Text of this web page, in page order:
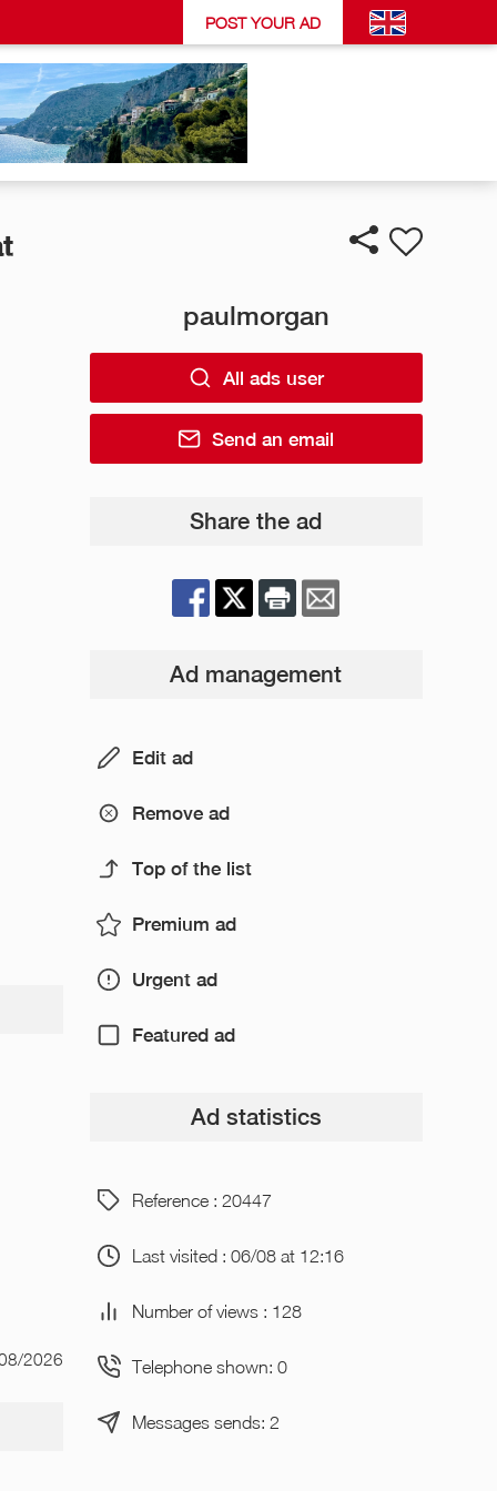
POST YOUR AD
2026
paulmorgan
All ads user
Send an email
Share the ad
Ad management
Edit ad
Remove ad
Top of the list
Premium ad
Urgent ad
Featured ad
Ad statistics
Reference : 20447
Last visited : 06/08 at 12:16
Number of views : 128
Telephone shown: 0
Messages sends: 2